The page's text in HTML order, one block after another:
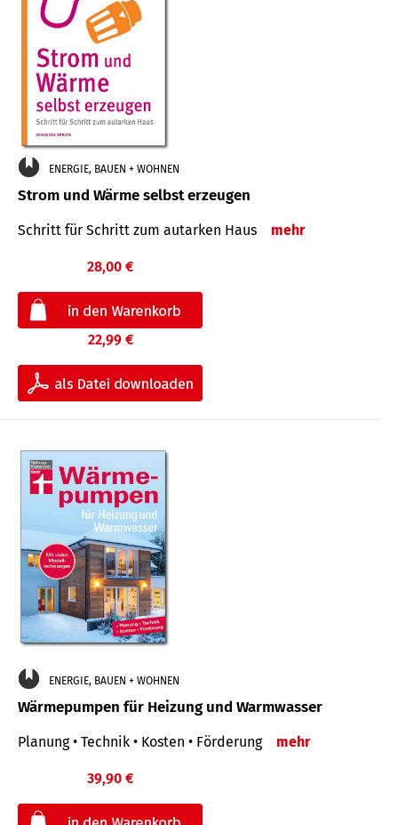
ENERGIE, BAUEN + WOHNEN
Strom und Wärme selbst erzeugen
Schritt für Schritt zum autarken Haus mehr
28,00 €
22,99 €
ENERGIE, BAUEN + WOHNEN
Wärmepumpen für Heizung und Warmwasser
Planung • Technik • Kosten • Förderung mehr
39,90 €